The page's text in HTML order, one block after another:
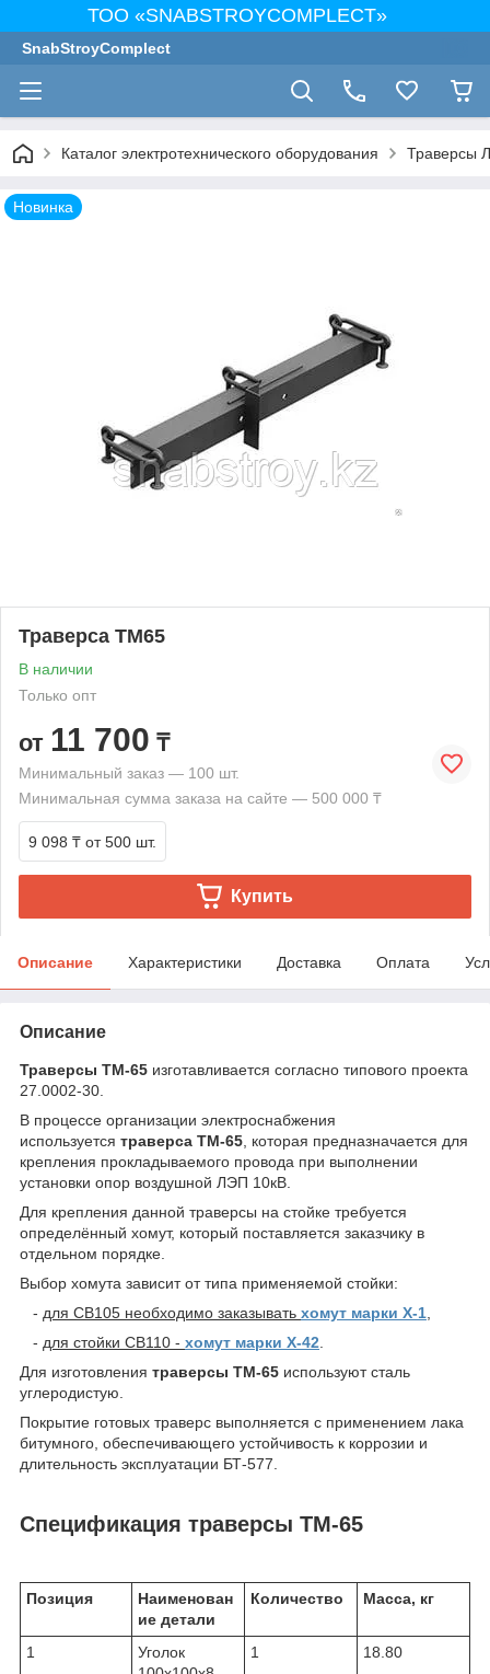
ТОО «SNABSTROYCOMPLECT»
SnabStroyComplect
Каталог электротехнического оборудования Траверсы
Новинка
Траверса ТМ65
В наличии
Только опт
от 11 700 ₸
Минимальный заказ — 100 шт.
Минимальная сумма заказа на сайте — 500 000 ₸
9 098 ₸ от 500 шт.
Купить
Описание Характеристики Доставка Оплата
Описание
Траверсы ТМ-65 изготавливается согласно типового проекта
27.0002-30.
В процессе организации электроснабжения
используется траверса ТМ-65 , которая предназначается для
крепления прокладываемого провода при выполнении
установки опор воздушной ЛЭП 10кВ.
Для крепления данной траверсы на стойке требуется
определённый хомут, который поставляется заказчику в
отдельном порядке.
Выбор хомута зависит от типа применяемой стойки:
- для СВ105 необходимо заказывать хомут марки Х-1
- для стойки СВ110 - хомут марки Х-42
Для изготовления траверсы ТМ-65 используют сталь
углеродистую.
Покрытие готовых траверс выполняется с применением лака
битумного, обеспечивающего устойчивость к коррозии и
длительность эксплуатации БТ-577.
Спецификация траверсы ТМ-65
Позиция
Наименован
ие детали
Количество Масса, кг
1
Уголок
1 18.80